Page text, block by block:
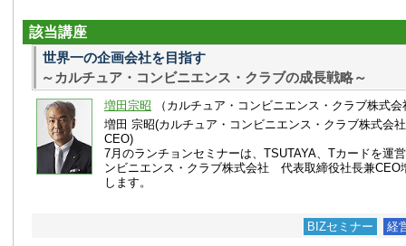
該当講座
世界一の企画会社を目指す
～カルチュア・コンビニエンス・クラブの成長戦略～
増田宗昭 （カルチュア・コンビニエンス・クラブ株式
増田 宗昭(カルチュア・コンビニエンス・クラブ株式会
CEO)
7月のランチョンセミナーは、TSUTAYA、Tカードを運
ンビニエンス・クラブ株式会社 代表取締役社長兼CEO
します。
BIZセミナー 経